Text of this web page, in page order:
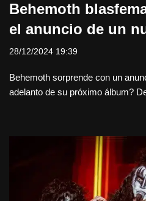
Behemoth
el anuncio de un
28/12/2024 19:39
Behemoth sorprende con un
adelanto de su próximo álbum?